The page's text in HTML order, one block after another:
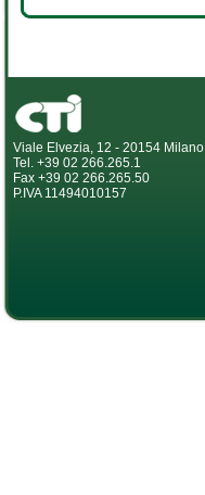
Viale Elvezia, 12 - 20154 Milano
Tel. +39 02 266.265.1
Fax +39 02 266.265.50
P.IVA 11494010157